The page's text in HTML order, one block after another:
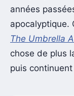
années
apocalyptique.
The Umbrella
chose de plus
puis